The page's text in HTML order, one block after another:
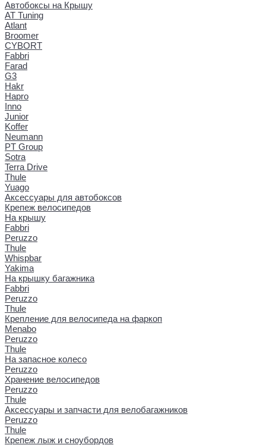
Автобоксы на Крышу
AT Tuning
Atlant
Broomer
CYBORT
Fabbri
Farad
G3
Hakr
Hapro
Inno
Junior
Koffer
Neumann
PT Group
Sotra
Terra Drive
Thule
Yuago
Аксессуары для автобоксов
Крепеж велосипедов
На крышу
Fabbri
Peruzzo
Thule
Whispbar
Yakima
На крышку багажника
Fabbri
Peruzzo
Thule
Крепление для велосипеда на фаркоп
Menabo
Peruzzo
Thule
На запасное колесо
Peruzzo
Хранение велосипедов
Peruzzo
Thule
Аксессуары и запчасти для велобагажников
Peruzzo
Thule
Крепеж лыж и сноубордов